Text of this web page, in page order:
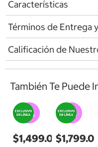
Características
Términos de Entrega
Calificación de
También Te Puede
$1,499.00